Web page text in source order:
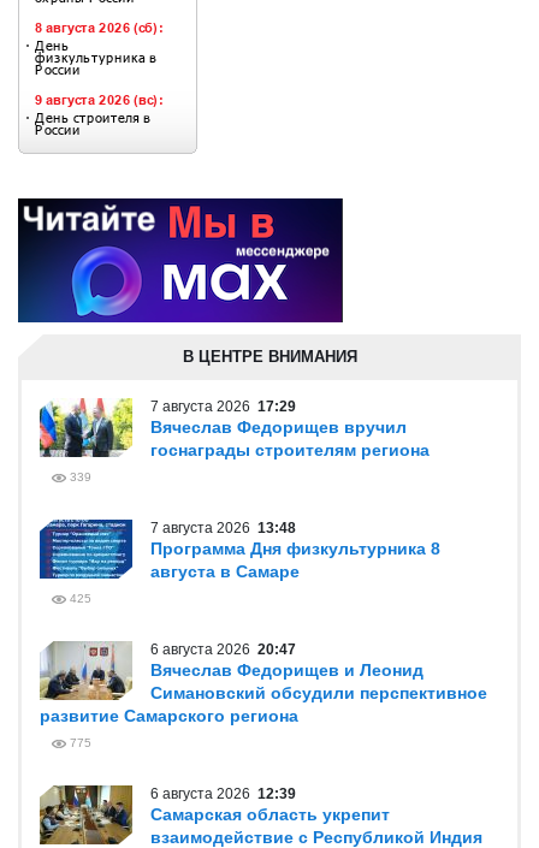
В ЦЕНТРЕ ВНИМАНИЯ
7 августа 2026 17:29
Вячеслав Федорищев вручил
госнаграды строителям региона
339
7 августа 2026 13:48
Программа Дня физкультурника 8
августа в Самаре
425
6 августа 2026 20:47
Вячеслав Федорищев и Леонид
Симановский обсудили перспективное
развитие Самарского региона
775
6 августа 2026 12:39
Самарская область укрепит
взаимодействие с Республикой Индия